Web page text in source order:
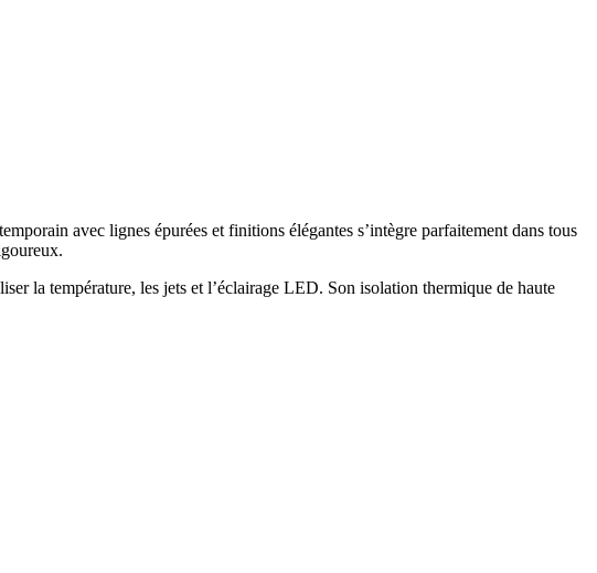
avec lignes épurées et finitions élégantes s’intègre parfaitement dans tous
la température, les jets et l’éclairage LED. Son isolation thermique de haute